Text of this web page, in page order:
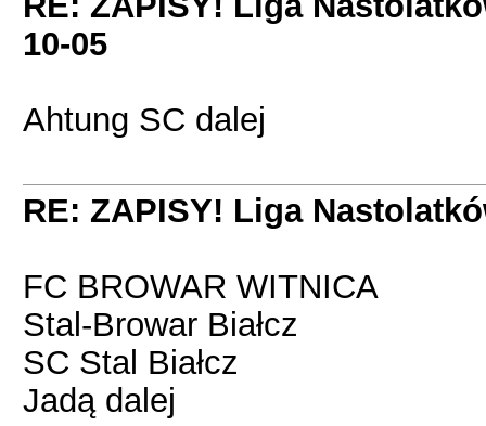
10-05
Ahtung SC dalej
RE: ZAPISY! Liga
FC BROWAR WITNICA
Stal-Browar Białcz
SC Stal Białcz
Jadą dalej